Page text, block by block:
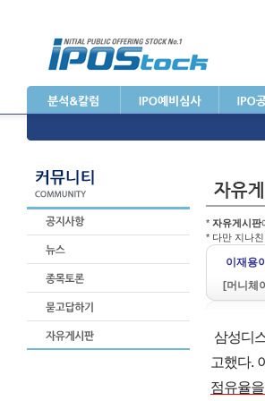
* 자유게시판
* 다만 지나
이재용
[머니체
삼성디
고했다.
점유율